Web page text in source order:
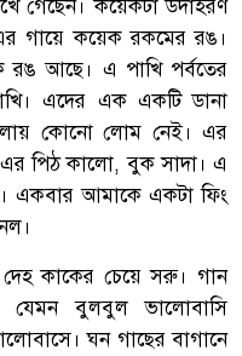
গেছেন। কয়েকটা উদাহরণ
গায়ে কয়েক রকমের রঙ।
আছে। এ পাখি পর্বতের
এদের এক একটি ডানা
কোনো লোম নেই। এর
পিঠ কালো, বুক সাদা। এ
একবার আমাকে একটা ফিং
দেহ কাকের চেয়ে সরু। গান
যেমন বুলবুল ভালোবাসি
ঘন গাছের বাগানে